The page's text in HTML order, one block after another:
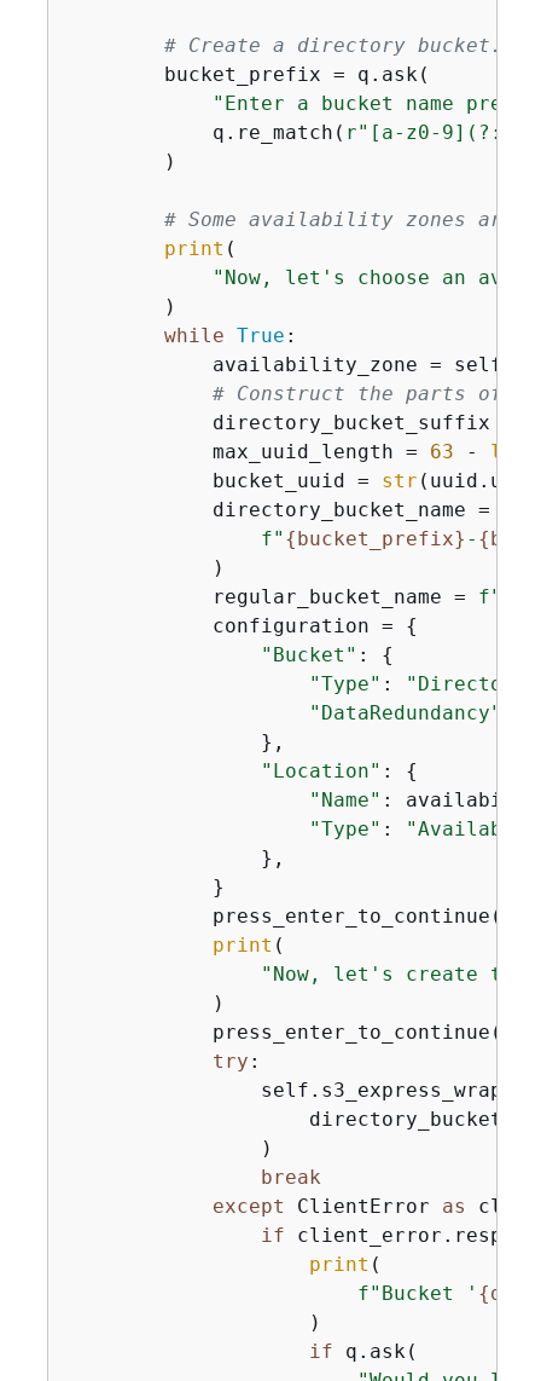
# Create a directory bucket.
        bucket_prefix = q.ask(
"Enter a bucket name
            q.re_match(
r"[a-z0-
        )
# Some availability zones are
print (
"Now, let's choose an
        )
while True :
availability_zone =
# Construct the parts of a
            directory_bucket_suffix =
            max_uuid_length =
63 - len
            bucket_uuid =
str
            directory_bucket_name = (
f" {bucket_prefix} - {
            )
            regular_bucket_name =
f"
            configuration =
{
"Bucket" : {
"Type" : "Directory"
"DataRedundancy"
                },
"Location" : {
"Name" :
"Type" :
                },
            }
            press_enter_to_continue()
print (
"Now, let's create the
            )
            press_enter_to_continue()
try :
                )
break
except ClientError as
if
print (
f"Bucket ' {
                    )
if q.ask(